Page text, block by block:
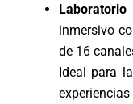
inmersivo
de 16
Ideal para